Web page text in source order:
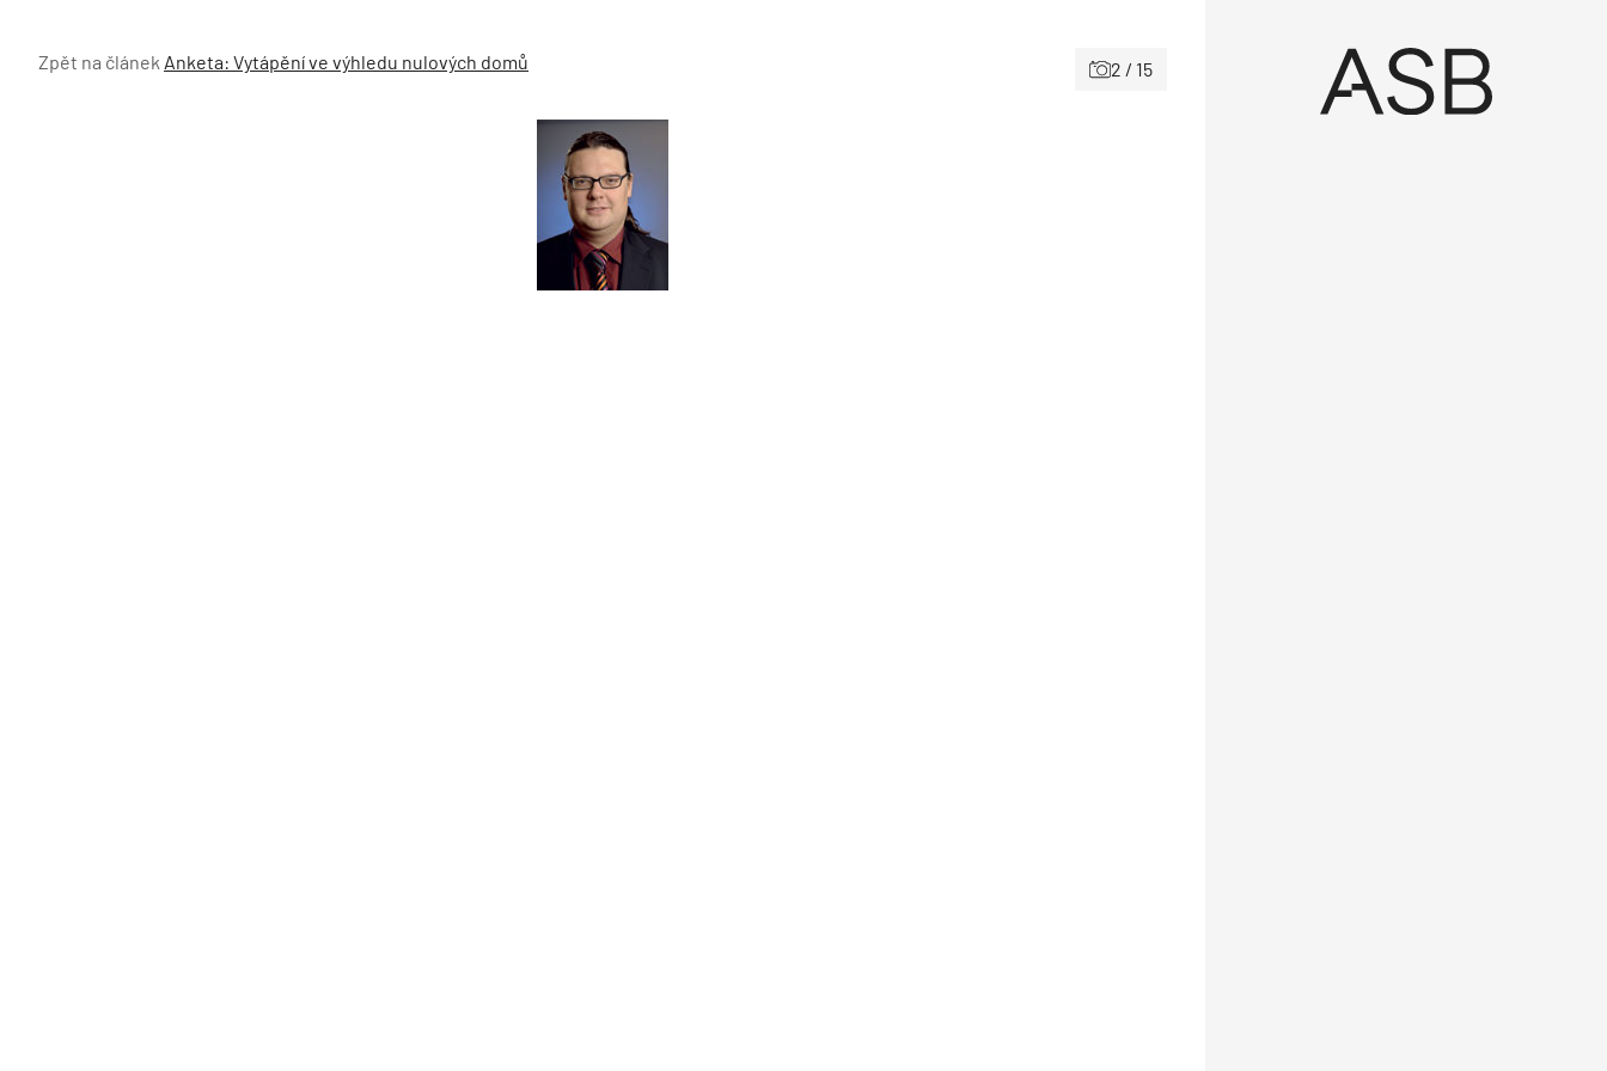
Zpět na článek Anketa: Vytápění ve výhledu nulových domů 2 / 15